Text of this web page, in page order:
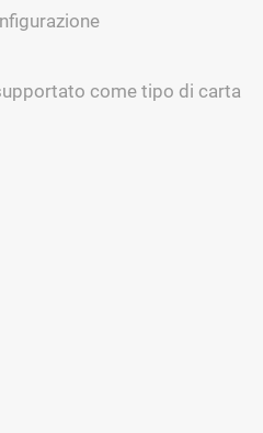
come tipo di carta